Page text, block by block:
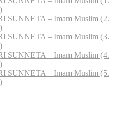
SUNNETA – Imam Muslim (2.
SUNNETA – Imam Muslim (3.
SUNNETA – Imam Muslim (4.
SUNNETA – Imam Muslim (5.